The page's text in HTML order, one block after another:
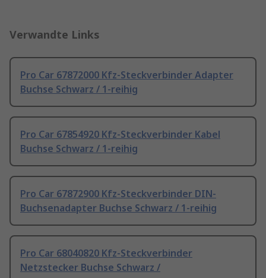
Verwandte Links
Pro Car 67872000 Kfz-Steckverbinder Adapter
Buchse Schwarz / 1-reihig
Pro Car 67854920 Kfz-Steckverbinder Kabel
Buchse Schwarz / 1-reihig
Pro Car 67872900 Kfz-Steckverbinder DIN-
Buchsenadapter Buchse Schwarz / 1-reihig
Pro Car 68040820 Kfz-Steckverbinder
Netzstecker Buchse Schwarz /